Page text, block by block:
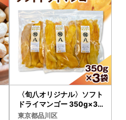
〈旬八オリジナル〉ソフト
ドライマンゴー 350g×3p
cセット
東京都品川区